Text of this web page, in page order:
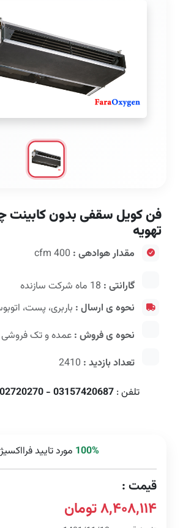
تهویه
مقدار هوادهی :
گارانتی :
نحوه ی ارسال : باربری، پست،
نحوه ی فروش : عمده و تک فروشی
تعداد بازدید :
تلفن : 03157420687 - 09202720270
100% مورد تایید
قیمت :
۸,۴۰۸,۱۱۴ تومان